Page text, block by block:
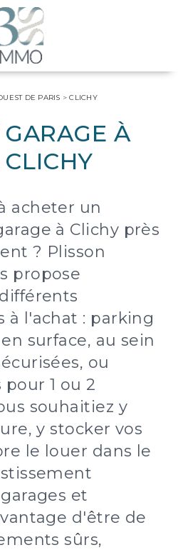
DE PARIS >CLICHY
À
acheter un
à Clichy près
? Plisson
propose
l'achat : parking
surface, au sein
ou
1 ou 2
souhaitiez y
y stocker vos
le louer dans le
et
d'être de
sûrs,